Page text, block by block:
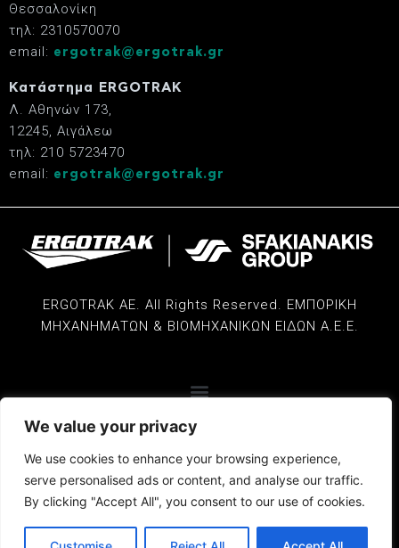
We value your privacy
We use cookies to enhance your browsing experience,
serve personalised ads or content, and analyse our traffic.
By clicking "Accept All", you consent to our use of cookies.
Θεσσαλονίκη
τηλ: 2310570070
email: ergotrak@ergotrak.gr
Κατάστημα ERGOTRAK
Λ. Αθηνών 173,
12245, Αιγάλεω
τηλ: 210 5723470
email: ergotrak@ergotrak.gr
ERGOTRAK AE. All Rights Reserved. ΕΜΠΟΡΙΚΗ
ΜΗΧΑΝΗΜΑΤΩΝ & ΒΙΟΜΗΧΑΝΙΚΩΝ ΕΙΔΩΝ Α.Ε.Ε.
Powered bySimio